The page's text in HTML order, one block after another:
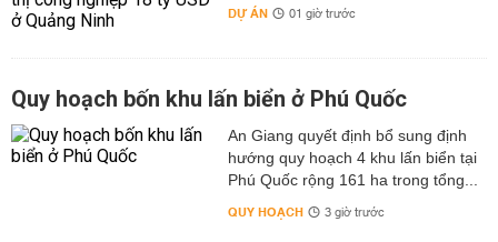
DỰ ÁN 01 giờ trước
Quy hoạch bốn khu lấn biển ở Phú Quốc
An Giang quyết định bổ sung định
hướng quy hoạch 4 khu lấn biển tại
Phú Quốc rộng 161 ha trong tổng...
QUY HOẠCH 3 giờ trước